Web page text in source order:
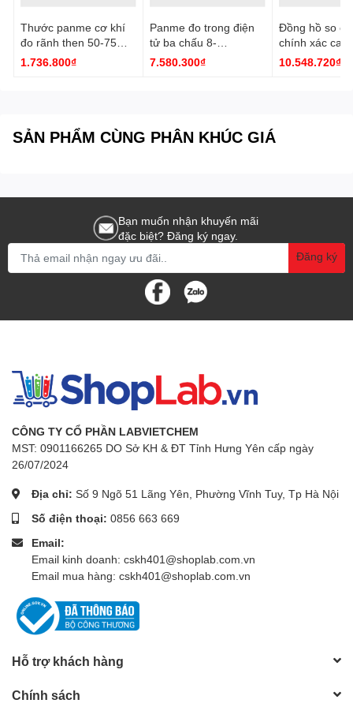
Thước panme cơ khí
đo rãnh then 50-75
mm 3233-75A Insize
1.736.800₫
Panme đo trong điện
tử ba chấu 8-
10mm/0.31-0.39''
7.580.300₫
Đồng hồ so
chính xác cao
0.001mm
10.548.720₫
SẢN PHẨM CÙNG PHÂN KHÚC GIÁ
Bạn muốn nhận khuyến mãi
đặc biệt? Đăng ký ngay.
Đăng ký
CÔNG TY CỔ PHẦN LABVIETCHEM
MST: 0901166265 DO Sở KH & ĐT Tỉnh Hưng Yên cấp ngày
26/07/2024
Địa chỉ: Số 9 Ngõ 51 Lãng Yên, Phường Vĩnh Tuy, Tp Hà Nội
Số điện thoại: 0856 663 669
Email:
Email kinh doanh: cskh401@shoplab.com.vn
Email mua hàng: cskh401@shoplab.com.vn
Hỗ trợ khách hàng
Chính sách